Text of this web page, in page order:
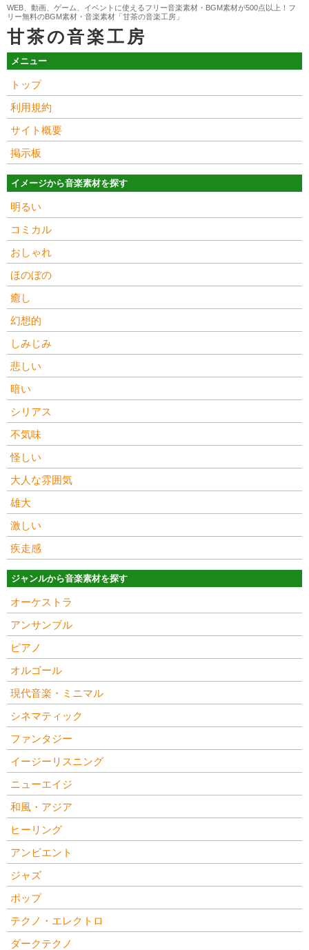
WEB、動画、ゲーム、イベントに使えるフリー音楽素材・BGM素材が500点以上！フ
リー無料のBGM素材・音楽素材「甘茶の音楽工房」
甘茶の音楽工房
メニュー
トップ
利用規約
サイト概要
掲示板
イメージから音楽素材を探す
明るい
コミカル
おしゃれ
ほのぼの
癒し
幻想的
しみじみ
悲しい
暗い
シリアス
不気味
怪しい
大人な雰囲気
雄大
激しい
疾走感
ジャンルから音楽素材を探す
オーケストラ
アンサンブル
ピアノ
オルゴール
現代音楽・ミニマル
シネマティック
ファンタジー
イージーリスニング
ニューエイジ
和風・アジア
ヒーリング
アンビエント
ジャズ
ポップ
テクノ・エレクトロ
ダークテクノ